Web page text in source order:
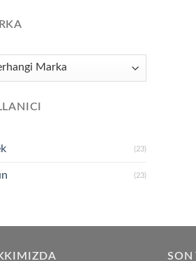
(23)
(23)
SON